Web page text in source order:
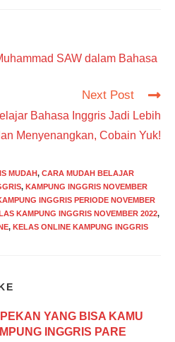
SAW dalam Bahasa
Next Post
Bahasa Inggris Jadi Lebih
Menyenangkan, Cobain Yuk!
MUDAH, CARA MUDAH BELAJAR
, KAMPUNG INGGRIS NOVEMBER
INGGRIS PERIODE NOVEMBER
KAMPUNG INGGRIS NOVEMBER 2022,
, KELAS ONLINE KAMPUNG INGGRIS
YANG BISA KAMU
INGGRIS PARE